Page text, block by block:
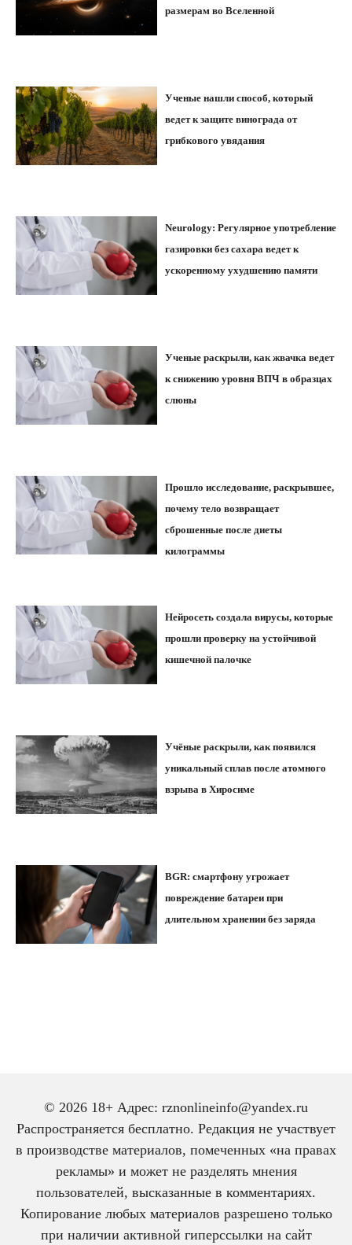
размерам во Вселенной
Ученые нашли способ, который
ведет к защите винограда от
грибкового увядания
Neurology: Регулярное употребление
газировки без сахара ведет к
ускоренному ухудшению памяти
Ученые раскрыли, как жвачка ведет
к снижению уровня ВПЧ в образцах
слюны
Прошло исследование, раскрывшее,
почему тело возвращает
сброшенные после диеты
килограммы
Нейросеть создала вирусы, которые
прошли проверку на устойчивой
кишечной палочке
Учёные раскрыли, как появился
уникальный сплав после атомного
взрыва в Хиросиме
BGR: смартфону угрожает
повреждение батареи при
длительном хранении без заряда
© 2026 18+ Адрес: rznonlineinfo@yandex.ru
Распространяется бесплатно. Редакция не участвует
в производстве материалов, помеченных «на правах
рекламы» и может не разделять мнения
пользователей, высказанные в комментариях.
Копирование любых материалов разрешено только
при наличии активной гиперссылки на сайт